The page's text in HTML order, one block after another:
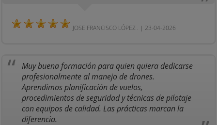
JOSE FRANCISCO LÓPEZ . | 23-04-2026
Muy buena formación para quien quiera dedicarse
profesionalmente al manejo de drones.
Aprendimos planificación de vuelos,
procedimientos de seguridad y técnicas de pilotaje
con equipos de calidad. Las prácticas marcan la
diferencia.